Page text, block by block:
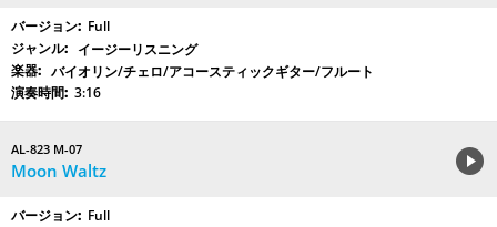
Full
イージーリスニング
バイオリン/チェロ/アコースティックギター/フルート
3:16
AL-823 M-07
Moon Waltz
Full